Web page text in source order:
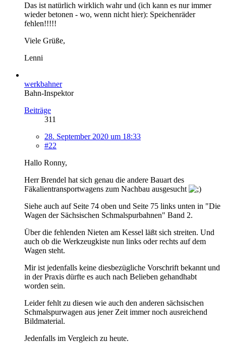
Das ist natürlich wirklich wahr und (ich kann es nur immer
wieder betonen - wo, wenn nicht hier): Speichenräder
fehlen!!!!!
Viele Grüße,
Lenni
werkbahner
Bahn-Inspektor
Beiträge
311
28. September 2020 um 18:33
#22
Hallo Ronny,
Herr Brendel hat sich genau die andere Bauart des
Fäkalientransportwagens zum Nachbau ausgesucht
Siehe auch auf Seite 74 oben und Seite 75 links unten in "Die
Wagen der Sächsischen Schmalspurbahnen" Band 2.
Über die fehlenden Nieten am Kessel läßt sich streiten. Und
auch ob die Werkzeugkiste nun links oder rechts auf dem
Wagen steht.
Mir ist jedenfalls keine diesbezügliche Vorschrift bekannt und
in der Praxis dürfte es auch nach Belieben gehandhabt
worden sein.
Leider fehlt zu diesen wie auch den anderen sächsischen
Schmalspurwagen aus jener Zeit immer noch ausreichend
Bildmaterial.
Jedenfalls im Vergleich zu heute.